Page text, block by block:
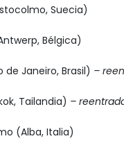
Suecia)
Bélgica)
de Janeiro, Brasil) –
Tailandia) –
(Alba, Italia)